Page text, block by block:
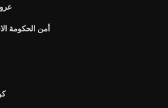
أمن الحكومة